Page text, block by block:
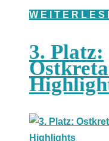
W E I T E R L E S
3. Platz: